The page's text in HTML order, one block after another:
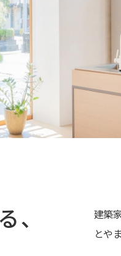
、
建築
とや